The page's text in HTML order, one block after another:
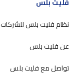
فليت بلس
نظام فليت بلس للشركات
عن فليت بلس
تواصل مع فليت بلس